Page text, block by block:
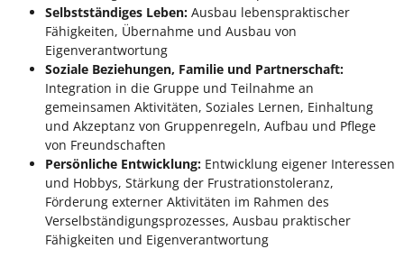
Selbstständiges Leben: Ausbau lebenspraktischer
Fähigkeiten, Übernahme und Ausbau von
Eigenverantwortung
Soziale Beziehungen, Familie und Partnerschaft:
Integration in die Gruppe und Teilnahme an
gemeinsamen Aktivitäten, Soziales Lernen, Einhaltung
und Akzeptanz von Gruppenregeln, Aufbau und Pflege
von Freundschaften
Persönliche Entwicklung: Entwicklung eigener Interessen
und Hobbys, Stärkung der Frustrationstoleranz,
Förderung externer Aktivitäten im Rahmen des
Verselbständigungsprozesses, Ausbau praktischer
Fähigkeiten und Eigenverantwortung